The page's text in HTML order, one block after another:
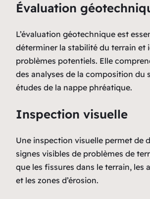
Évaluation
L’évaluation géotechnique est
déterminer la stabilité du terrain et
problèmes potentiels. Elle
des analyses de la composition du
études de la nappe phréatique.
Inspection visuelle
Une inspection visuelle permet de
signes visibles de problèmes de
que les fissures dans le terrain, les
et les zones d’érosion.